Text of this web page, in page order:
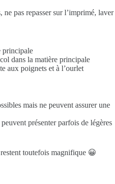
pas repasser sur l’imprimé, laver
principale
dans la matière principale
aux poignets et à l’ourlet
mais ne peuvent assurer une
présenter parfois de légères
toutefois magnifique 😀